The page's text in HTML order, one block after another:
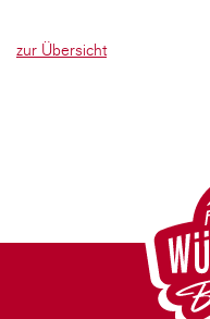
zur Übersicht